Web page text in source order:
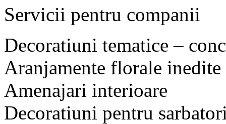
Servicii pentru companii
Decoratiuni tematice –
Aranjamente florale inedite
Amenajari interioare
Decoratiuni pentru